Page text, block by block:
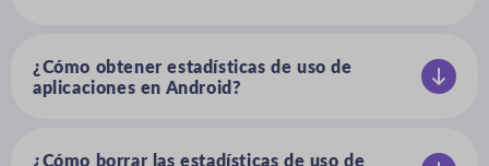
¿Cómo obtener estadísticas de uso de
aplicaciones en Android?
Android. Al descargar Kids360 desde Google Play Store, puedes
¿Cómo borrar las estadísticas de uso de